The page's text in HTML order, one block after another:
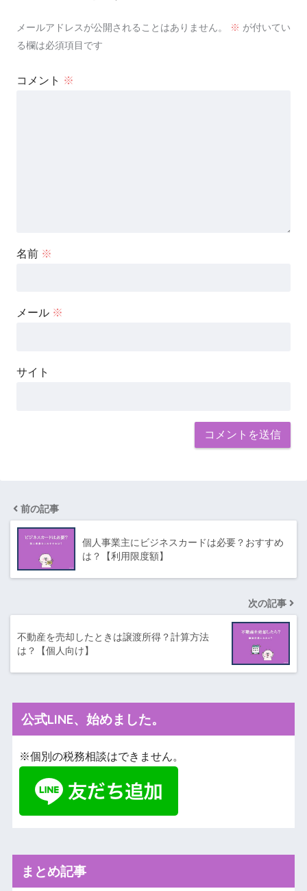
メールアドレスが公開されることはありません。 ※ が付いてい
る欄は必須項目です
コメント ※
名前 ※
メール ※
サイト
前の記事
個人事業主にビジネスカードは必要？おすすめ
は？【利用限度額】
次の記事
不動産を売却したときは譲渡所得？計算方法
は？【個人向け】
公式LINE、始めました。
※個別の税務相談はできません。
まとめ記事